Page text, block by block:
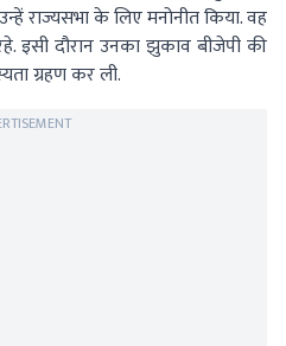
उन्हें राज्यसभा के लिए मनोनीत किया. वह
दौरान उनका झुकाव बीजेपी की
ग्रहण कर ली.